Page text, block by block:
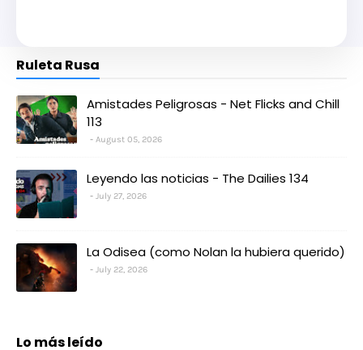
Ruleta Rusa
Amistades Peligrosas - Net Flicks and Chill
113
August 05, 2026
Leyendo las noticias - The Dailies 134
July 27, 2026
La Odisea (como Nolan la hubiera querido)
July 22, 2026
Lo más leído